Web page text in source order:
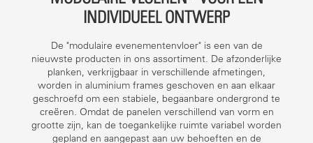
INDIVIDUEEL ONTWERP
De "modulaire evenementenvloer" is een van de
nieuwste producten in ons assortiment. De afzonderlijke
planken, verkrijgbaar in verschillende afmetingen,
worden in aluminium frames geschoven en aan elkaar
geschroefd om een stabiele, begaanbare ondergrond te
creëren. Omdat de panelen verschillend van vorm en
grootte zijn, kan de toegankelijke ruimte variabel worden
gepland en aangepast aan uw behoeften en de